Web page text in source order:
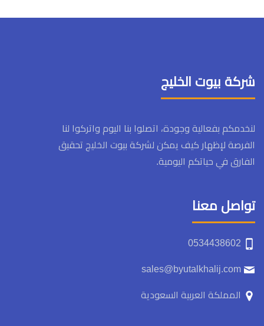
شركة بيوت الخليج
لنخدمكم بفعالية وجودة، اتصلوا بنا اليوم واتركوا لنا
الفرصة لإظهار كيف يمكن لشركة بيوت الخليج تحقيق
الفارق في حياتكم اليومية.
تواصل معنا
المملكة العربية السعودية